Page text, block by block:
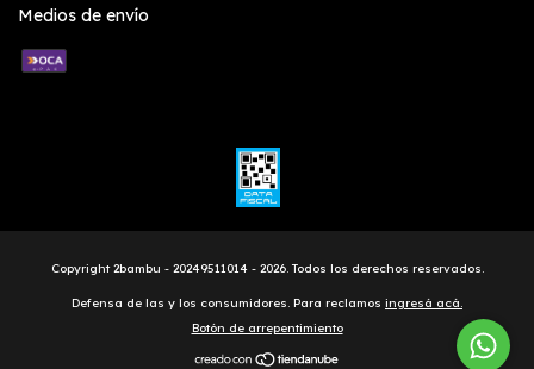
Medios de envío
Copyright 2bambu - 20249511014 - 2026. Todos los derechos reservados.
Defensa de las y los consumidores. Para reclamos ingresá acá.
Botón de arrepentimiento